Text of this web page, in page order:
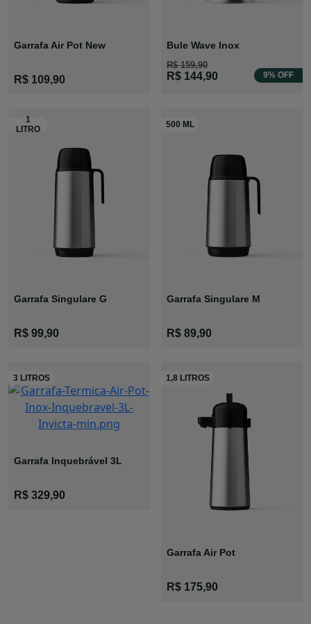
Garrafa Air Pot New
R$ 109,90
Bule Wave Inox
R$ 159,90
R$ 144,90 9% OFF
Garrafa Singulare G
R$ 99,90
Garrafa Singulare M
R$ 89,90
Garrafa Inquebrável 3L
R$ 329,90
Garrafa Air Pot
R$ 175,90